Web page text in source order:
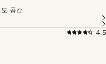
공간
4.5